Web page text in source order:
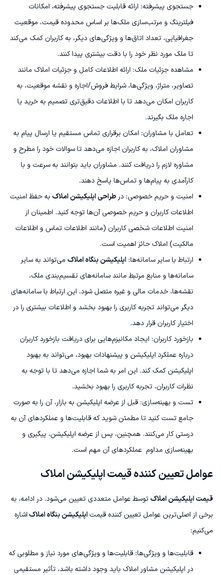
جستجوی پیشرفته: ارائه قابلیت جستجوی پیشرفته، امکانات
فیلترینگ و مرتب‌سازی ملک‌ها بر اساس محدوده قیمت، موقعیت
جغرافیایی، تعداد اتاق‌ها و ویژگی‌های دیگر، به کاربران کمک می‌کند
تا ملک مورد نظر خود را با دقت بیشتری پیدا کنند.
مشاهده جزئیات ملک: ارائه اطلاعات کامل و جزئیات املاک مانند
تصاویر، متراژ، ویژگی‌ها، شرایط فروش/اجاره و نقشه موقعیت، به
کاربران امکان می‌دهد تا با اطلاعات دقیق‌تری تصمیم به خرید یا
اجاره ملک بگیرند.
تعامل با مشاوران: امکان برقراری تماس مستقیم یا ارسال پیام به
مشاوران املاک، به کاربران اجازه می‌دهد تا سوالات خود را مطرح و
مشاوره لازم را دریافت کنند. مشاوران باید بتوانند به سرعت و با
کارآمدی به پیام‌ها و تماس‌ها پاسخ دهند.
امنیت و حریم خصوصی: در طراحی اپلیکیشن املاک به حفظ امنیت
اطلاعات کاربران و حریم خصوصی آن‌ها توجه کنید. اطمینان از
امنیت اطلاعات شخصی کاربران (مانند اطلاعات تماس و اطلاعات
مالکیت) املاک حائز اهمیت است.
ارتباط با سایر سامانه‌ها: اپلیکیشن بنگاه املاک می‌تواند به سایر
سامانه‌ها و منابع مرتبط مانند سامانه‌های تقسیم‌بندی ملک،
نقشه‌ها، خدمات مالی و غیره متصل شود. این ارتباط با سامانه‌های
دیگر می‌تواند تجربه کاربری را بهبود بخشد و اطلاعات بیشتری را در
اختیار کاربران قرار دهد.
بازخورد کاربران: ایجاد مکانیزم‌هایی برای دریافت بازخورد کاربران
درباره عملکرد اپلیکیشن و پیشنهادات بهبود، می‌تواند به بهبود
اپلیکیشن کمک کند. این امر به شما اجازه می‌دهد تا با توجه به
نظرات کاربران، تجربه کاربری را بهبود بخشید.
تست و بهینه‌سازی: قبل از عرضه اپلیکیشن به بازار، آن را به صورت
جامع تست کنید تا مطمئن شوید که قابلیت‌ها و عملکردهای آن به
درستی کار می‌کنند. همچنین، پس از عرضه اپلیکیشن، پیگیری و
بهینه‌سازی مداوم عملکردهای آن مهم است.
عوامل تعیین کننده قیمت اپلیکیشن املاک
قیمت اپلیکیشن املاکتوسط عوامل متعددی تعیین می‌شود. در ادامه، به
برخی از اصلی‌ترین عوامل تعیین کننده قیمتاپلیکیشن بنگاه املاکاشاره
می‌کنیم:
قابلیت‌ها و ویژگی‌ها: قابلیت‌ها و ویژگی‌های مورد نیاز و مطلوبی که
در اپلیکیشن مشاور املاک باید وجود داشته باشد، تأثیر مستقیمی